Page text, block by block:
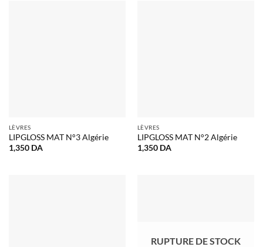
LÈVRES
LIPGLOSS MAT N°3 Algérie
1,350 DA
LÈVRES
LIPGLOSS MAT N°2 Algérie
1,350 DA
RUPTURE DE STOCK